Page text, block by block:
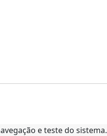
e teste do sistema.